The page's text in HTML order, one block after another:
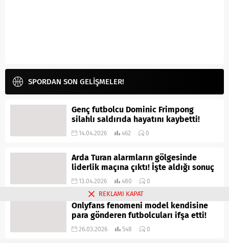
SPORDAN SON GELİŞMELER!
Genç futbolcu Dominic Frimpong
silahlı saldırıda hayatını kaybetti!
14.04.2026 462 0
Arda Turan alarmların gölgesinde
liderlik maçına çıktı! İşte aldığı sonuç
13.04.2026 480 0
Onlyfans fenomeni model kendisine
para gönderen futbolcuları ifşa etti!
26.03.2026 548 0
REKLAMI KAPAT